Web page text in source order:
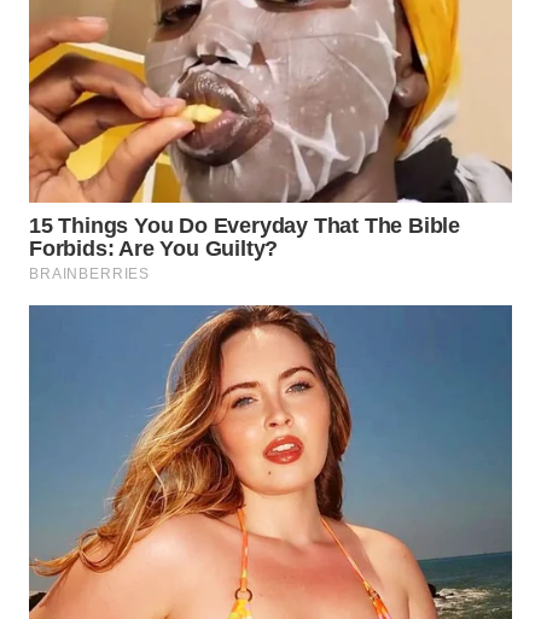
WN
TANGERANG
WN
BINJAI
WN
CIREBON
WN
WN
MAJALENGKA
WN
SUBANG